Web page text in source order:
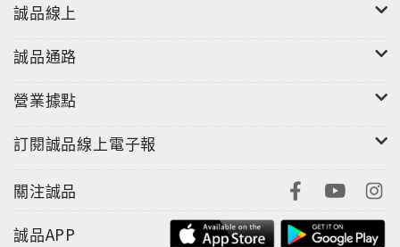
誠品線上
誠品通路
營業據點
訂閱誠品線上電子報
關注誠品
誠品APP